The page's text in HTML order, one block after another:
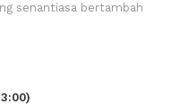
senantiasa bertambah